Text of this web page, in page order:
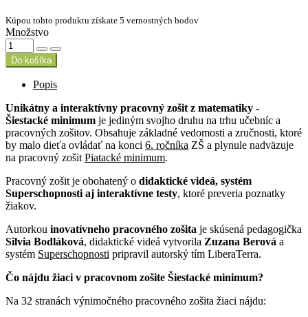
Kúpou tohto produktu získate 5 vernostných bodov
Množstvo
Do košíka
Popis
Unikátny a interaktívny pracovný zošit z matematiky -
Šiestacké minimum je jediným svojho druhu na trhu učebníc a
pracovných zošitov. Obsahuje základné vedomosti a zručnosti, ktoré
by malo dieťa ovládať na konci 6. ročníka ZŠ a plynule nadväzuje
na pracovný zošit Piatacké minimum.
Pracovný zošit je obohatený o didaktické videá, systém
Superschopnosti aj interaktívne testy, ktoré preveria poznatky
žiakov.
Autorkou inovatívneho pracovného zošita je skúsená pedagogička
Silvia Bodláková, didaktické videá vytvorila Zuzana Berová a
systém Superschopnosti pripravil autorský tím LiberaTerra.
Čo nájdu žiaci v pracovnom zošite Šiestacké minimum?
Na 32 stranách výnimočného pracovného zošita žiaci nájdu: